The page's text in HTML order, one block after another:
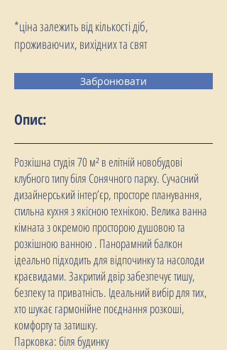
*ціна залежить від кількості діб,
проживаючих, вихідних та свят
Забронювати
Опис:
Розкішна студія 70 м² в елітній новобудові
клубного типу біля Сонячного парку. Сучасний
дизайнерський інтер’єр, просторе планування,
стильна кухня з якісною технікою. Велика ванна
кімната з окремою просторою душовою та
розкішною ванною . Панорамний балкон
ідеально підходить для відпочинку та насолоди
краєвидами. Закритий двір забезпечує тишу,
безпеку та приватність. Ідеальний вибір для тих,
хто шукає гармонійне поєднання розкоші,
комфорту та затишку.
Парковка: біля будинку